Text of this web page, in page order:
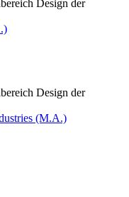
Design der
Design der
(M.A.)